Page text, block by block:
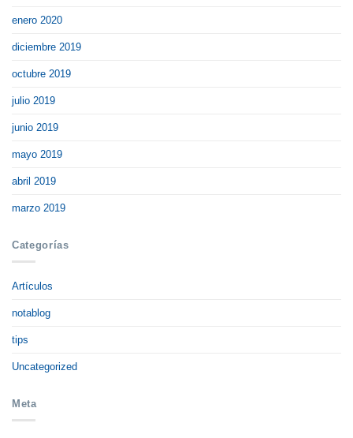
enero 2020
diciembre 2019
octubre 2019
julio 2019
junio 2019
mayo 2019
abril 2019
marzo 2019
Categorías
Artículos
notablog
tips
Uncategorized
Meta